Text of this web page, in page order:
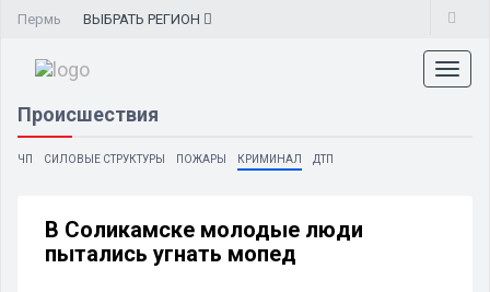
Пермь ВЫБРАТЬ РЕГИОН
Происшествия
ЧП СИЛОВЫЕ СТРУКТУРЫ ПОЖАРЫ КРИМИНАЛ ДТП
В Соликамске молодые люди
пытались угнать мопед